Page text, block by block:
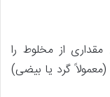
از مخلوط را
گرد یا بیضی)